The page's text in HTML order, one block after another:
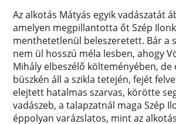
Az alkotás Mátyás egyik vadászatát
amelyen megpillantotta őt Szép
menthetetlenül beleszeretett. Bár a
nem ül hosszú méla lesben, ahogy
Mihály elbeszélő költeményében, de
büszkén áll a szikla tetején, fejét
elejtett hatalmas szarvas, körötte
vadászeb, a talapzatnál maga Szép
éppolyan varázslatos, mint az